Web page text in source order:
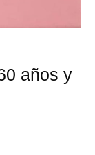
años y